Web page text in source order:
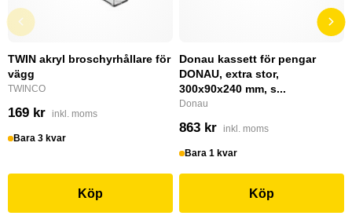
TWIN akryl broschyrhållare för
vägg
TWINCO
169 kr inkl. moms
Bara 3 kvar
Köp
Donau kassett för pengar
DONAU, extra stor,
300x90x240 mm, s...
Donau
863 kr inkl. moms
Bara 1 kvar
Köp